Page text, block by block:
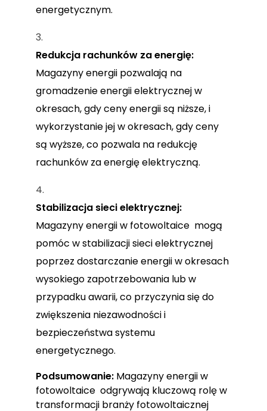
energetycznym.
Redukcja rachunków za energię:
Magazyny energii pozwalają na
gromadzenie energii elektrycznej w
okresach, gdy ceny energii są niższe, i
wykorzystanie jej w okresach, gdy ceny
są wyższe, co pozwala na redukcję
rachunków za energię elektryczną.
Stabilizacja sieci elektrycznej:
Magazyny energii w fotowoltaice mogą
pomóc w stabilizacji sieci elektrycznej
poprzez dostarczanie energii w okresach
wysokiego zapotrzebowania lub w
przypadku awarii, co przyczynia się do
zwiększenia niezawodności i
bezpieczeństwa systemu
energetycznego.
Podsumowanie: Magazyny energii w
fotowoltaice odgrywają kluczową rolę w
transformacji branży fotowoltaicznej